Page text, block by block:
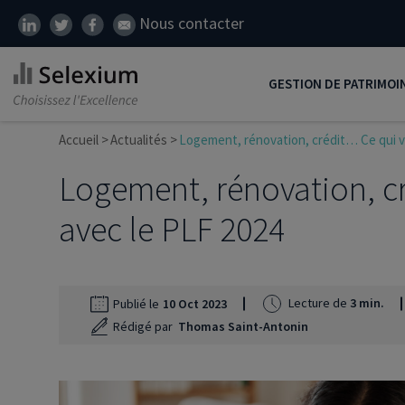
Nous contacter
GESTION DE
Développer son
Réduire ses impôts
Protéger ses proches
Défiscalisation
Accueil Actualités Logement, rénovation, crédit… Ce qui
Logement, rénovation,
avec le PLF 2024
Publié le 10 Oct 2023 Lecture de 3 min.
Rédigé par Thomas Saint-Antonin